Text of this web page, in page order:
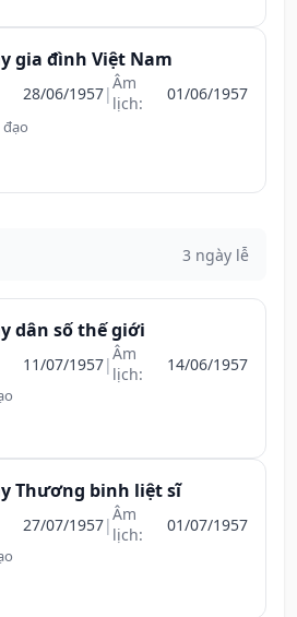
gia đình Việt Nam
28/06/1957|Âm
lịch:
01/06/1957
3 ngày lễ
dân số thế giới
11/07/1957|Âm
lịch:
14/06/1957
Thương binh liệt sĩ
27/07/1957|Âm
lịch:
01/07/1957